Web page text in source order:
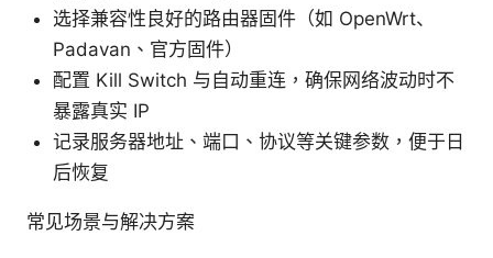
选择兼容性良好的路由器固件（如 OpenWrt、
Padavan、官方固件）
配置 Kill Switch 与自动重连，确保网络波动时不
暴露真实 IP
记录服务器地址、端口、协议等关键参数，便于日
后恢复
常见场景与解决方案